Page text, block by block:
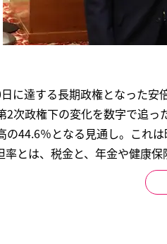
に達する長期政権となった安
2次政権下の変化を数字で追っ
の44.6％となる見通し。これ
率とは、税金と、年金や健康